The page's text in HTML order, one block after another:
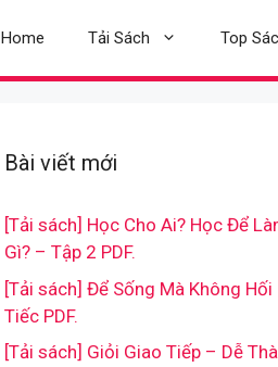
Home Tải Sách Top
Bài viết mới
[Tải sách] Học Cho Ai? Học Để
Gì? – Tập 2 PDF.
[Tải sách] Để Sống Mà Không Hối
Tiếc PDF.
[Tải sách] Giỏi Giao Tiếp – Dễ